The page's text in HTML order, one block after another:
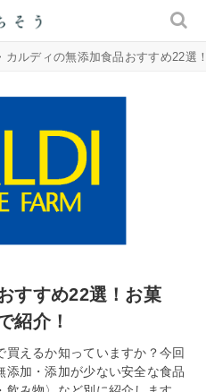
カルディの無添加食品おすすめ22選
すすめ22選！お菓
紹介！
えるか知っていますか？今回
加・添加が少ない安全な食品